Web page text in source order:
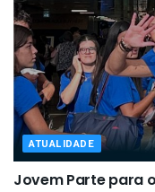
ATUALIDADE
Jovem Parte para